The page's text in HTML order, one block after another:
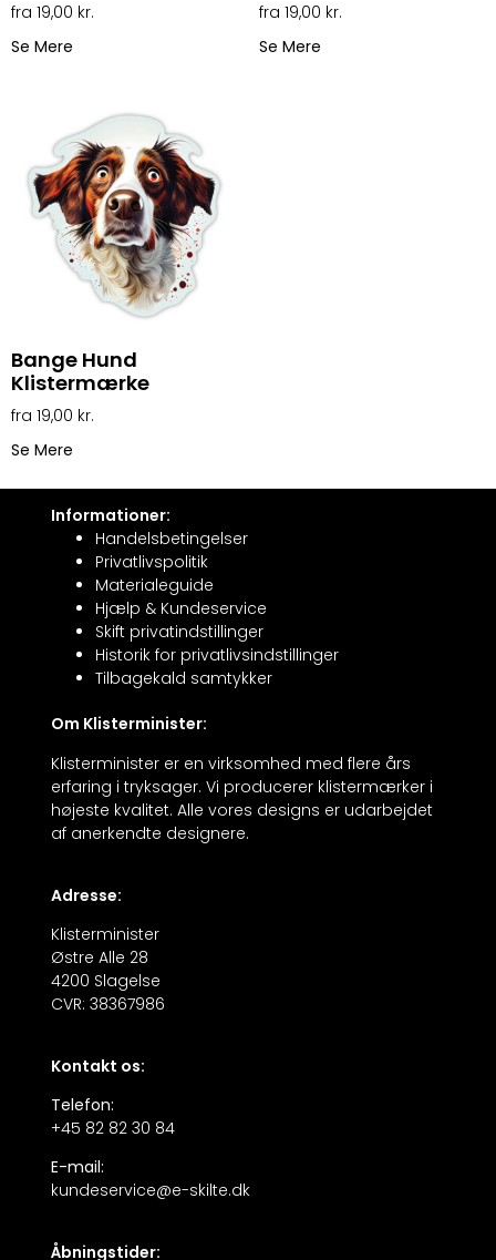
19,00 kr.
Se Mere
19,00 kr.
Se Mere
Bange Hund
Klistermærke
19,00 kr.
Se Mere
Informationer:
Handelsbetingelser
Privatlivspolitik
Materialeguide
Hjælp & Kundeservice
Skift privatindstillinger
Historik for privatlivsindstillinger
Tilbagekald samtykker
Om Klisterminister:
Klisterminister er en virksomhed med flere års
erfaring i tryksager. Vi producerer klistermærker i
højeste kvalitet. Alle vores designs er udarbejdet
af anerkendte designere.
Adresse:
Klisterminister
Østre Alle 28
4200 Slagelse
CVR: 38367986
Kontakt os:
Telefon:
+45 82 82 30 84
E-mail:
kundeservice@e-skilte.dk
Åbningstider: